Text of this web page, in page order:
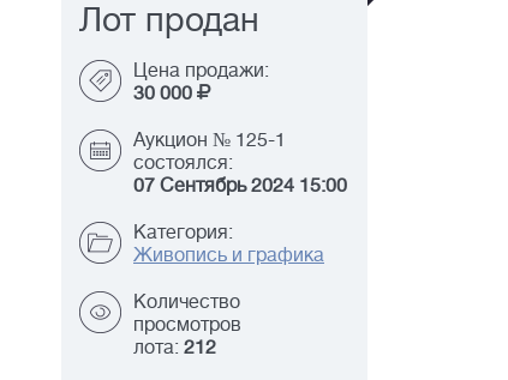
Лот продан
Цена продажи:
30 000
Аукцион № 125-1
состоялся:
07 Сентябрь 2024 15:00
Категория:
Живопись и графика
Количество
просмотров
лота: 212